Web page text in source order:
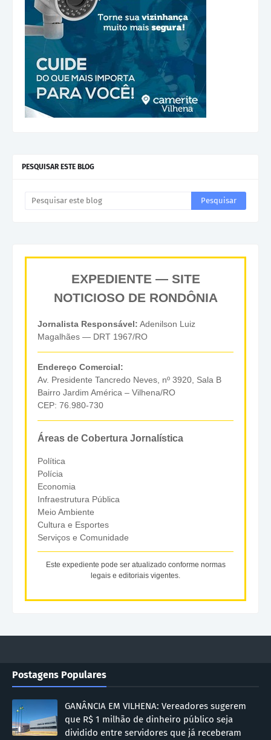
PESQUISAR ESTE BLOG
EXPEDIENTE — SITE
NOTICIOSO DE RONDÔNIA
Jornalista Responsável: Adenilson Luiz
Magalhães — DRT 1967/RO
Endereço Comercial:
Av. Presidente Tancredo Neves, nº 3920, Sala B
Bairro Jardim América – Vilhena/RO
CEP: 76.980-730
Áreas de Cobertura Jornalística
Política
Polícia
Economia
Infraestrutura Pública
Meio Ambiente
Cultura e Esportes
Serviços e Comunidade
Este expediente pode ser atualizado conforme normas
legais e editoriais vigentes.
Postagens Populares
GANÂNCIA EM VILHENA: Vereadores sugerem
que R$ 1 milhão de dinheiro público seja
dividido entre servidores que já receberam